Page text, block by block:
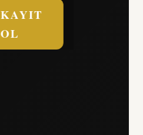
KAYIT
OL